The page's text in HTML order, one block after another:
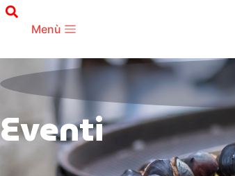
Menù
Eventi